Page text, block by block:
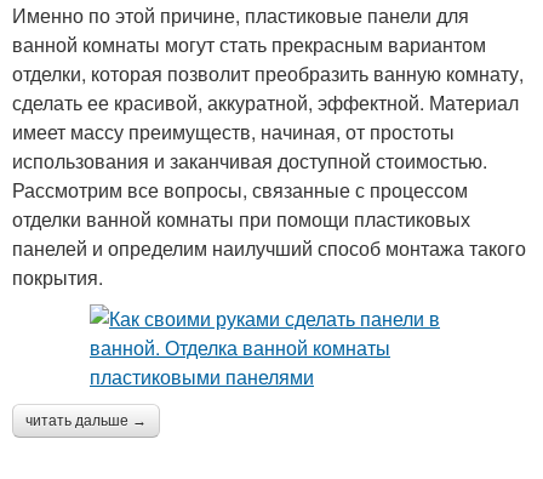
Именно по этой причине, пластиковые панели для
ванной комнаты могут стать прекрасным вариантом
отделки, которая позволит преобразить ванную комнату,
сделать ее красивой, аккуратной, эффектной. Материал
имеет массу преимуществ, начиная, от простоты
использования и заканчивая доступной стоимостью.
Рассмотрим все вопросы, связанные с процессом
отделки ванной комнаты при помощи пластиковых
панелей и определим наилучший способ монтажа такого
покрытия.
читать дальше →